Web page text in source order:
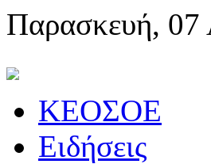
Παρασκευή, 07
KEOΣOE
Ειδήσεις